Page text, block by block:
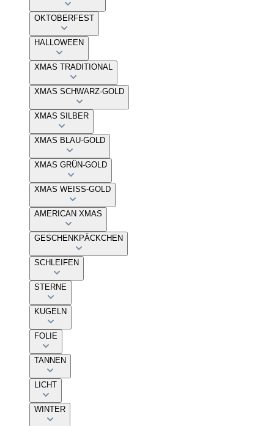
OKTOBERFEST
HALLOWEEN
XMAS TRADITIONAL
XMAS SCHWARZ-GOLD
XMAS SILBER
XMAS BLAU-GOLD
XMAS GRÜN-GOLD
XMAS WEISS-GOLD
AMERICAN XMAS
GESCHENKPÄCKCHEN
SCHLEIFEN
STERNE
KUGELN
FOLIE
TANNEN
LICHT
WINTER